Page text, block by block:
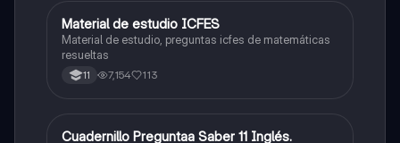
ICFES: Matemáticas
Material de estudio ICFES
Material de estudio, preguntas icfes de matemáticas
resueltas
11 7,154 113
ICFES: Inglés
Cuadernillo Preguntaa Saber 11 Inglés.